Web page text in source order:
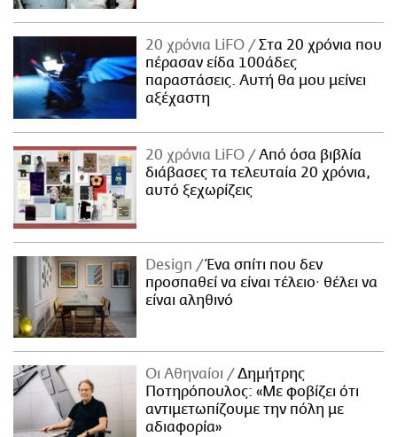
20 χρόνια LiFO
Στα 20 χρόνια που
πέρασαν είδα 100άδες
παραστάσεις. Αυτή θα μου μείνει
αξέχαστη
20 χρόνια LiFO
Από όσα βιβλία
διάβασες τα τελευταία 20 χρόνια,
αυτό ξεχωρίζεις
Design
Ένα σπίτι που δεν
προσπαθεί να είναι τέλειο· θέλει να
είναι αληθινό
Οι Αθηναίοι
Δημήτρης
Ποτηρόπουλος: «Με φοβίζει ότι
αντιμετωπίζουμε την πόλη με
αδιαφορία»